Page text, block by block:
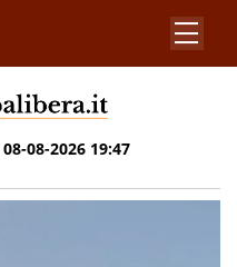
08-08-2026 19:47